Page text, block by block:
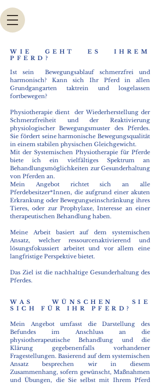
WIE GEHT ES IHREM
PFERD?
Ist sein Bewegungsablauf schmerzfrei und
harmonisch? Kann sich Ihr Pferd in allen
Grundgangarten taktrein und losgelassen
fortbewegen?
Physiotherapie dient der Wiederherstellung der
Schmerzfreiheit und der Reaktivierung
physiologischer Bewegungsmuster des Pferdes.
Sie fördert seine harmonische Bewegungsqualität
in einem stabilen physischen Gleichgewicht.
Mit der Systemischen Physiotherapie für Pferde
biete ich ein vielfältiges Spektrum an
Behandlungsmöglichkeiten zur Gesunderhaltung
von Pferden an.
Mein Angebot richtet sich an alle
Pferdebesitzer*Innen, die aufgrund einer akuten
Erkrankung oder Bewegungseinschränkung ihres
Tieres, oder zur Prophylaxe, Interesse an einer
therapeutischen Behandlung haben.
Meine Arbeit basiert auf dem systemischen
Ansatz, welcher ressourcenaktivierend und
lösungsfokussiert arbeitet und vor allem eine
langfristige Perspektive bietet.
Das Ziel ist die nachhaltige Gesunderhaltung des
Pferdes.
WAS WÜNSCHEN SIE
SICH FÜR IHR PFERD?
Mein Angebot umfasst die Darstellung des
Befundes im Anschluss an die
physiotherapeutische Behandlung und die
Klärung gegebenenfalls vorhandener
Fragestellungen. Basierend auf dem systemischen
Ansatz besprechen wir in diesem
Zusammenhang, sofern gewünscht, Maßnahmen
und Übungen, die Sie selbst mit Ihrem Pferd